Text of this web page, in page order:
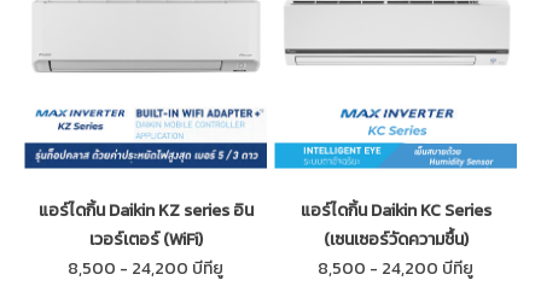
แอร์ไดกิ้น Daikin KZ series อิน
เวอร์เตอร์ (WiFi)
8,500 - 24,200 บีทียู
แอร์ไดกิ้น Daikin KC Series
(เซนเซอร์วัดความชื้น)
8,500 - 24,200 บีทียู